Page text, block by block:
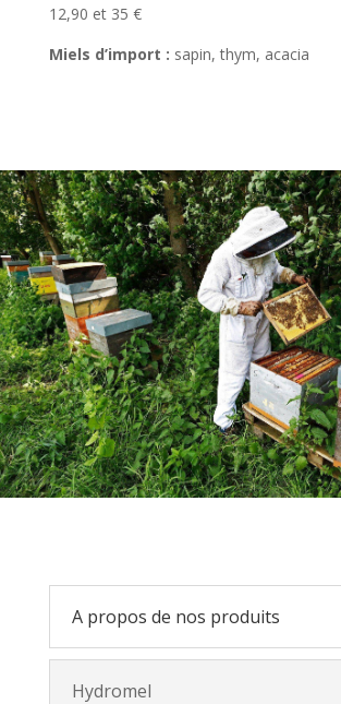
12,90 et 35 €
Miels d’import : sapin, thym, acacia
A propos de nos produits
Hydromel